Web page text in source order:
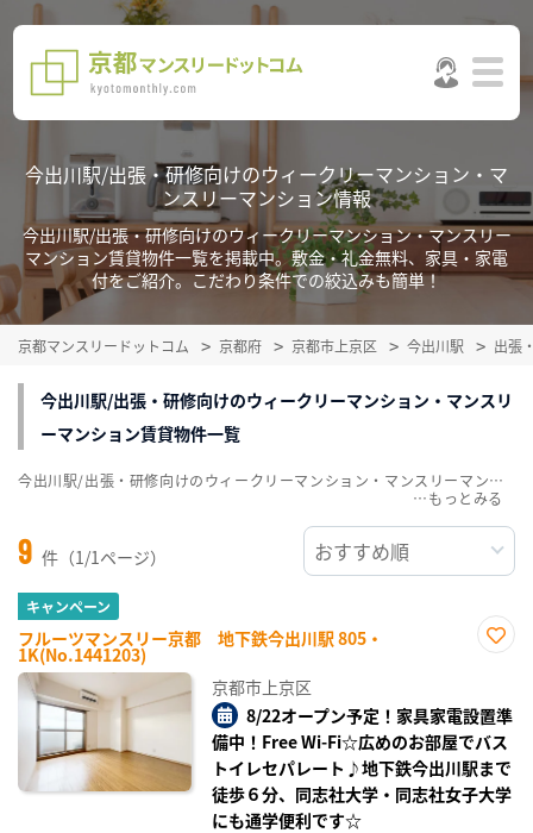
今出川駅/出張・研修向けのウィークリーマンション・マ
ンスリーマンション情報
今出川駅/出張・研修向けのウィークリーマンション・マンスリー
マンション賃貸物件一覧を掲載中。敷金・礼金無料、家具・家電
付をご紹介。こだわり条件での絞込みも簡単！
京都マンスリードットコム 京都府 京都市上京区 今出川駅 出張
今出川駅/出張・研修向けのウィークリーマンション・マンスリ
ーマンション賃貸物件一覧
9 件（1/1ページ）
キャンペーン
フルーツマンスリー京都 地下鉄今出川駅 805・
1K(No.1441203)
録
京都市上京区
8/22オープン予定！家具家電設置準
備中！Free Wi-Fi☆広めのお部屋でバス
トイレセパレート♪地下鉄今出川駅まで
徒歩６分、同志社大学・同志社女子大学
にも通学便利です☆
今出川駅/出張・研修向けのウィークリーマンション・マンスリーマンション賃貸物件一覧を掲載中。敷金・礼金無料、家具・家電付をご紹介。こだわり条件での絞込みも簡単！
…